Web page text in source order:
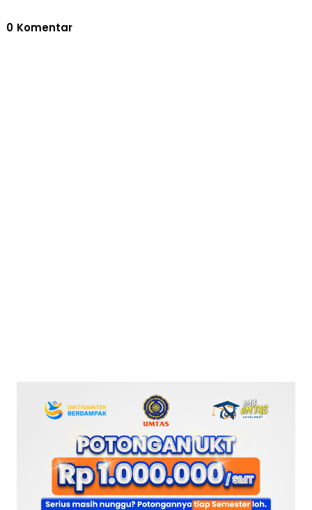
0 Komentar